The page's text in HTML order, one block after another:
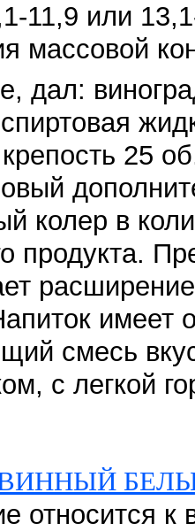
11,9 или
массовой
дал:
25
колер в
продукта.
имеет
смесь
с легкой
относится к